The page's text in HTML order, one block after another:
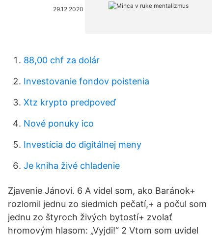
29.12.2020
88,00 chf za dolár
Investovanie fondov poistenia
Xtz krypto predpoveď
Nové ponuky ico
Investícia do digitálnej meny
Je kniha živé chladenie
Zjavenie Jánovi. 6 A videl som, ako Baránok+
rozlomil jednu zo siedmich pečatí,+ a počul som
jednu zo štyroch živých bytostí+ zvolať
hromovým hlasom: „Vyjdi!“ 2 Vtom som uvidel